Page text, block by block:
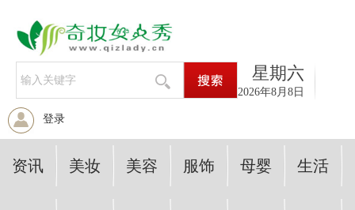
星期六
2026年8月8日
登录
资讯 美妆 美容 服饰 母婴 生活